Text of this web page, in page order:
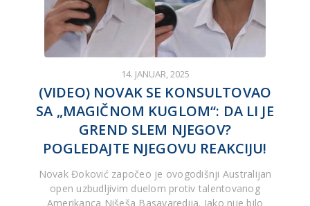
14. JANUAR, 2025
(VIDEO) NOVAK SE KONSULTOVAO
SA „MAGIČNOM KUGLOM“: DA LI JE
GREND SLEM NJEGOV?
POGLEDAJTE NJEGOVU REAKCIJU!
Novak Đoković započeo je ovogodišnji Australijan
open uzbudljivim duelom protiv talentovanog
Amerikanca Nišeša Basavaredija. Iako nije bilo